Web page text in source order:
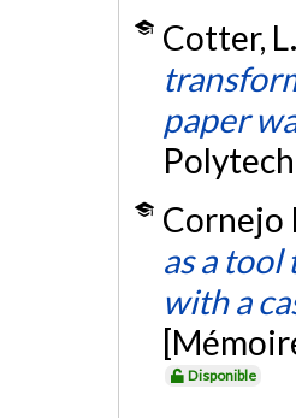
Cotter,
paper
Cornejo
as a
with a
Disponible